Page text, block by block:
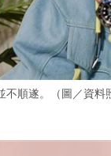
不順遂。（圖／資料